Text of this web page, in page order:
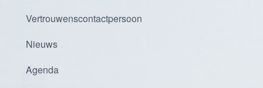
Vertrouwenscontactpersoon
Nieuws
Agenda